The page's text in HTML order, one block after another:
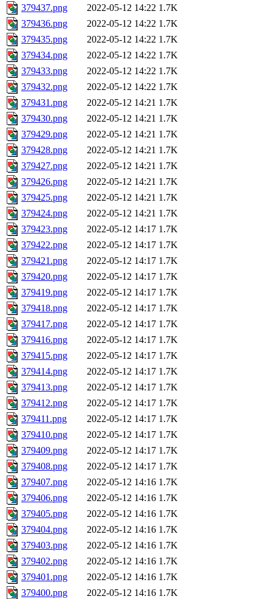
379437.png
2022-05-12 14:22 1.7K
379436.png
2022-05-12 14:22 1.7K
379435.png
2022-05-12 14:22 1.7K
379434.png
2022-05-12 14:22 1.7K
379433.png
2022-05-12 14:22 1.7K
379432.png
2022-05-12 14:22 1.7K
379431.png
2022-05-12 14:21 1.7K
379430.png
2022-05-12 14:21 1.7K
379429.png
2022-05-12 14:21 1.7K
379428.png
2022-05-12 14:21 1.7K
379427.png
2022-05-12 14:21 1.7K
379426.png
2022-05-12 14:21 1.7K
379425.png
2022-05-12 14:21 1.7K
379424.png
2022-05-12 14:21 1.7K
379423.png
2022-05-12 14:17 1.7K
379422.png
2022-05-12 14:17 1.7K
379421.png
2022-05-12 14:17 1.7K
379420.png
2022-05-12 14:17 1.7K
379419.png
2022-05-12 14:17 1.7K
379418.png
2022-05-12 14:17 1.7K
379417.png
2022-05-12 14:17 1.7K
379416.png
2022-05-12 14:17 1.7K
379415.png
2022-05-12 14:17 1.7K
379414.png
2022-05-12 14:17 1.7K
379413.png
2022-05-12 14:17 1.7K
379412.png
2022-05-12 14:17 1.7K
379411.png
2022-05-12 14:17 1.7K
379410.png
2022-05-12 14:17 1.7K
379409.png
2022-05-12 14:17 1.7K
379408.png
2022-05-12 14:17 1.7K
379407.png
2022-05-12 14:16 1.7K
379406.png
2022-05-12 14:16 1.7K
379405.png
2022-05-12 14:16 1.7K
379404.png
2022-05-12 14:16 1.7K
379403.png
2022-05-12 14:16 1.7K
379402.png
2022-05-12 14:16 1.7K
379401.png
2022-05-12 14:16 1.7K
379400.png
2022-05-12 14:16 1.7K